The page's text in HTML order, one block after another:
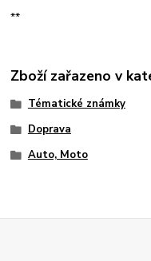
**
Zboží zařazeno v
Tématické známky
Doprava
Auto, Moto